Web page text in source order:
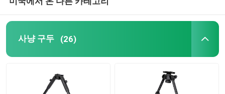
견적 요청
사냥 구두
사냥 구두 (26)